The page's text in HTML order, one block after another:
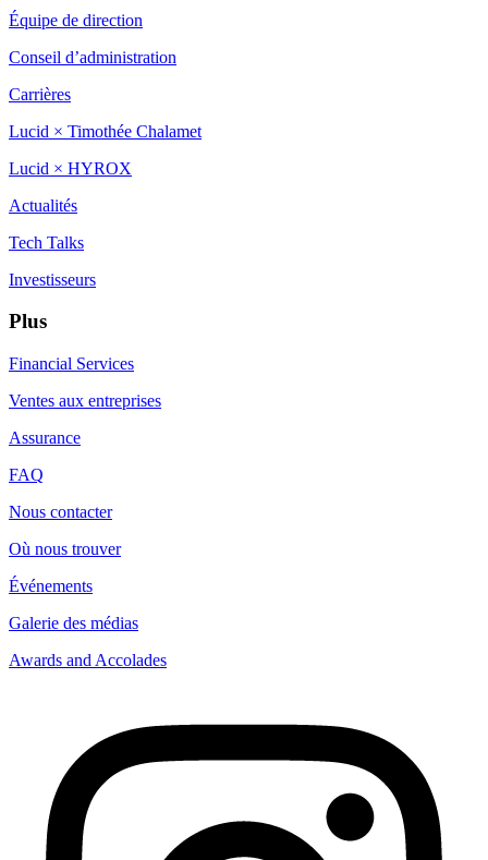
Équipe de direction
Conseil d’administration
Carrières
Lucid × Timothée Chalamet
Lucid × HYROX
Actualités
Tech Talks
Investisseurs
Plus
Financial Services
Ventes aux entreprises
Assurance
FAQ
Nous contacter
Où nous trouver
Événements
Galerie des médias
Awards and Accolades